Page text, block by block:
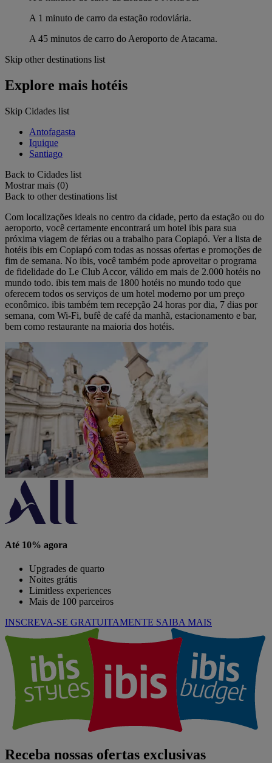
A 1 minuto de carro da estação rodoviária.
A 45 minutos de carro do Aeroporto de Atacama.
Skip other destinations list
Explore mais hotéis
Skip Cidades list
Antofagasta
Iquique
Santiago
Back to Cidades list
Mostrar mais (0)
Back to other destinations list
Com localizações ideais no centro da cidade, perto da estação ou do
aeroporto, você certamente encontrará um hotel ibis para sua
próxima viagem de férias ou a trabalho para Copiapó. Ver a lista de
hotéis ibis em Copiapó com todas as nossas ofertas e promoções de
fim de semana. No ibis, você também pode aproveitar o programa
de fidelidade do Le Club Accor, válido em mais de 2.000 hotéis no
mundo todo. ibis tem mais de 1800 hotéis no mundo todo que
oferecem todos os serviços de um hotel moderno por um preço
econômico. ibis também tem recepção 24 horas por dia, 7 dias por
semana, com Wi-Fi, bufê de café da manhã, estacionamento e bar,
bem como restaurante na maioria dos hotéis.
Até 10% agora
Upgrades de quarto
Noites grátis
Limitless experiences
Mais de 100 parceiros
INSCREVA-SE GRATUITAMENTE SAIBA MAIS
Receba nossas ofertas exclusivas